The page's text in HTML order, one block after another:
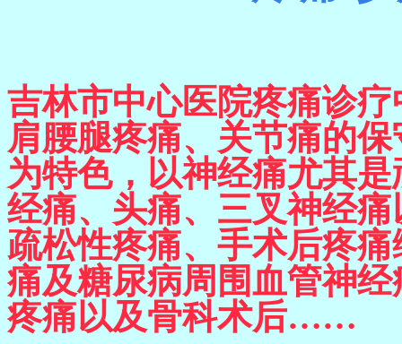
吉林市中心医院疼痛诊
肩腰腿疼痛、关节痛的
为特色，以神经痛尤其
经痛、头痛、三叉神经
疏松性疼痛、手术后疼
痛及糖尿病周围血管神经
疼痛以及骨科术后……